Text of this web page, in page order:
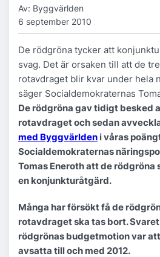
Av: Byggvärlden
6 september 2010
De rödgröna tycker att
svag. Det är orsaken till att de
rotavdraget blir kvar under hela
säger Socialdemokraternas
De rödgröna gav tidigt besked
rotavdraget och sedan
med Byggvärldeni våras
Socialdemokraternas
Tomas Eneroth att de rödgröna
en konjunkturåtgärd.
Många har försökt få de
rotavdraget ska tas bort.
rödgrönas budgetmotion var
avsatta till och med 2012.